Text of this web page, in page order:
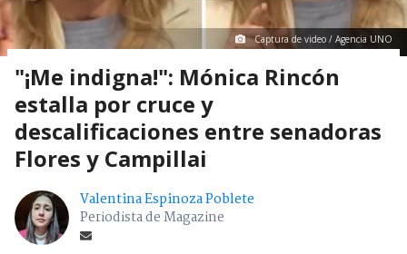
Captura de video / Agencia UNO
"¡Me indigna!": Mónica Rincón
estalla por cruce y
descalificaciones entre senadoras
Flores y Campillai
Valentina Espinoza Poblete
Periodista de Magazine